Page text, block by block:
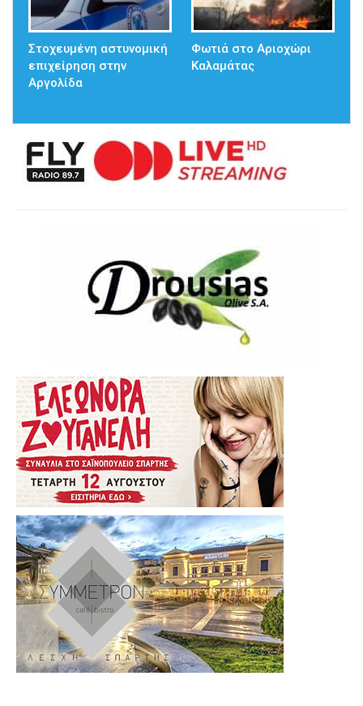
Στοχευμένη αστυνομική
επιχείρηση στην
Αργολίδα
Φωτιά στο Αριοχώρι
Καλαμάτας